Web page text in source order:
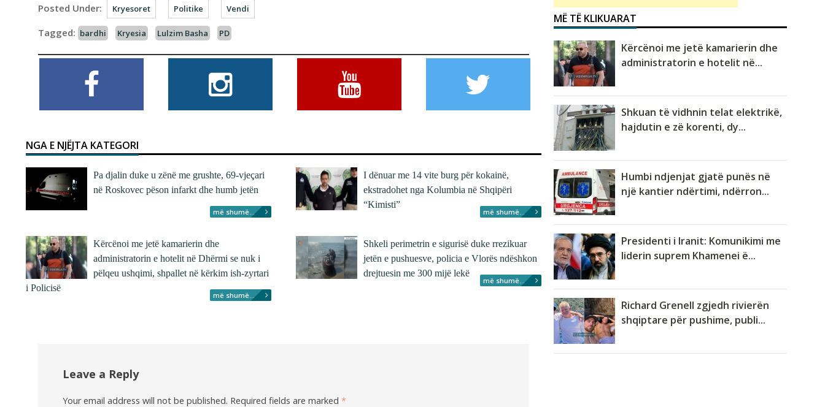
Posted Under: Kryesoret Politike Vendi
Tagged: bardhi Kryesia Lulzim Basha PD
NGA E NJËJTA KATEGORI
Pa djalin duke u zënë me grushte, 69-vjeçari
në Roskovec pëson infarkt dhe humb jetën
më shumë...
I dënuar me 14 vite burg për kokainë,
ekstradohet nga Kolumbia në Shqipëri
“Kimisti”
më shumë...
Kërcënoi me jetë kamarierin dhe
administratorin e hotelit në Dhërmi se nuk i
pëlqeu ushqimi, shpallet në kërkim ish-zyrtari
i Policisë
më shumë...
Shkeli perimetrin e sigurisë duke rrezikuar
jetën e pushuesve, policia e Vlorës ndëshkon
drejtuesin me 300 mijë lekë
më shumë...
Leave a Reply
Your email address will not be published. Required fields are marked *
MË TË KLIKUARAT
Kërcënoi me jetë kamarierin dhe
administratorin e hotelit në...
Shkuan të vidhnin telat elektrikë,
hajdutin e zë korenti, dy...
Humbi ndjenjat gjatë punës në
një kantier ndërtimi, ndërron...
Presidenti i Iranit: Komunikimi me
liderin suprem Khamenei ë...
Richard Grenell zgjedh rivierën
shqiptare për pushime, publi...